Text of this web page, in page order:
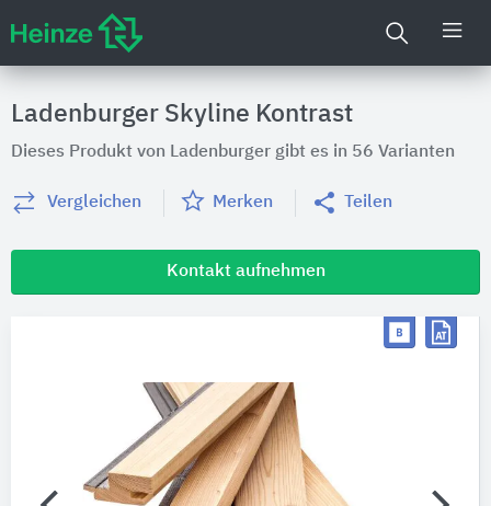
Ladenburger Skyline Kontrast
Dieses Produkt von Ladenburger gibt es in 56 Varianten
Vergleichen Merken Teilen
Kontakt aufnehmen